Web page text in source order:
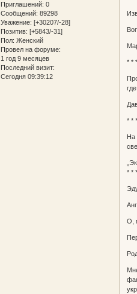
Приглашений: 0
Сообщений: 89298
Уважение: [+30207/-28]
Позитив: [+5843/-31]
Пол: Женский
Провел на форуме:
1 год 9 месяцев
Последний визит:
Сегодня 09:39:12
* * *
* * *
На
* * *
О,